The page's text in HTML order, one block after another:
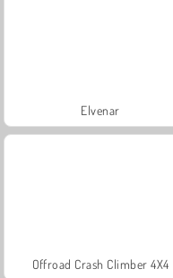
Elvenar
Offroad Crash Climber 4X4